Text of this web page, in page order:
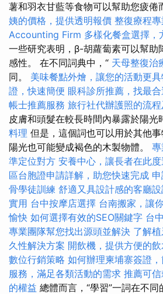
薯和羽衣甘藍等食物可以幫助您疲倦
姨的價格，提供透明報價 整復療程專
Accounting Firm 多樣化餐盒選擇，
一些研究表明，β-胡蘿蔔素可以幫助
感性。 在不同詞典中，“ 天母整復治
同。 美味餐點外燴，讓您的活動更
證，快速簡便 眼科診所推薦，找最
帳士推薦服務 旅行社代辦護照的流
皮膚和頭髮在較長時間內暴露於陽光
料理 但是，這個詞也可以用於其他
陽光也可能變成褐色的木製物體。
準定位對方 安養中心，讓長者在此
區台胞證申請詳解，助您快速完成
骨學徒訓練 舒適又具設計感的客廳
實用 台中按摩店選擇 台南搬家，讓
愉快 如何選擇有效的SEO關鍵字 台
專業團隊幫您找出源頭並解決 了解
久性解決方案 開飲機，提供方便的
數位行銷策略 如何辦理柬埔寨簽證
服務，滿足各類活動的需求 推薦可
的權益 總體而言，“學習”一詞在不